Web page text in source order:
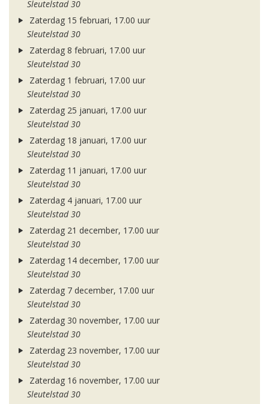
Sleutelstad 30
Zaterdag 15 februari, 17.00 uur
Sleutelstad 30
Zaterdag 8 februari, 17.00 uur
Sleutelstad 30
Zaterdag 1 februari, 17.00 uur
Sleutelstad 30
Zaterdag 25 januari, 17.00 uur
Sleutelstad 30
Zaterdag 18 januari, 17.00 uur
Sleutelstad 30
Zaterdag 11 januari, 17.00 uur
Sleutelstad 30
Zaterdag 4 januari, 17.00 uur
Sleutelstad 30
Zaterdag 21 december, 17.00 uur
Sleutelstad 30
Zaterdag 14 december, 17.00 uur
Sleutelstad 30
Zaterdag 7 december, 17.00 uur
Sleutelstad 30
Zaterdag 30 november, 17.00 uur
Sleutelstad 30
Zaterdag 23 november, 17.00 uur
Sleutelstad 30
Zaterdag 16 november, 17.00 uur
Sleutelstad 30